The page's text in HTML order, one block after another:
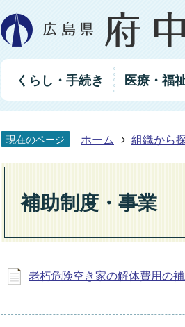
グ
ー
バ
ナ
ン
くらし・手続き 医療・福
現在のページ ホーム 組織から
補助制度・事業
老朽危険空き家の解体費用の